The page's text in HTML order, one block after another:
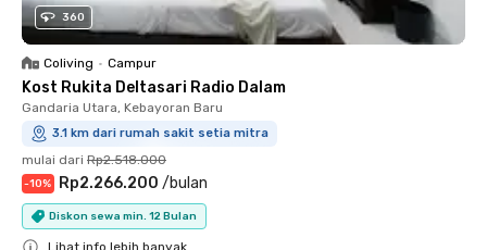
360
Coliving • Campur
Kost Rukita Deltasari Radio Dalam
Gandaria Utara, Kebayoran Baru
3.1 km dari rumah sakit setia mitra
mulai dari Rp2.518.000
-10% Rp2.266.200 /bulan
Diskon sewa min. 12 Bulan
Lihat info lebih banyak